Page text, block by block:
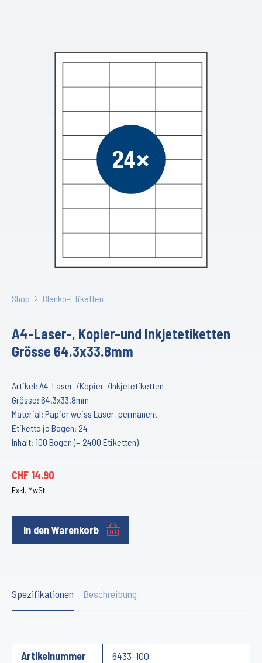
Shop Blanko-Etiketten
A4-Laser-, Kopier-und Inkjetetiketten
Grösse 64.3x33.8mm
Artikel: A4-Laser-/Kopier-/Inkjetetiketten
Grösse: 64.3x33.8mm
Material: Papier weiss Laser, permanent
Etikette je Bogen: 24
Inhalt: 100 Bogen (= 2400 Etiketten)
CHF 14.90
Exkl. MwSt.
In den Warenkorb
Spezifikationen Beschreibung
Artikelnummer
6433-100